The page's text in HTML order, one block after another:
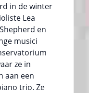
in de winter
Lea
en
musici
ze in
aan een
trio. Ze